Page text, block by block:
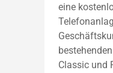
eine
Classic und